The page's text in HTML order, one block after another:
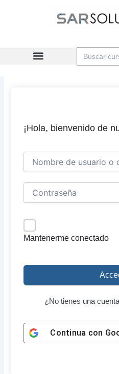
Buscar:
¡Hola, bienvenido de
Mantenerme conectado
¿No tienes una
Continua con